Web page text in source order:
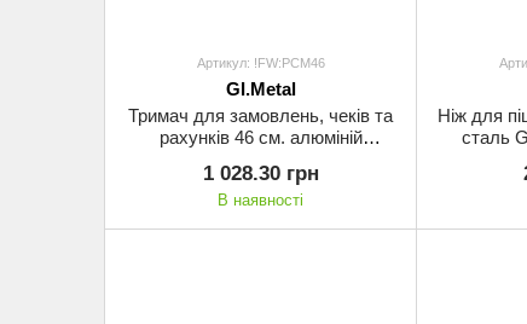
Артикул: !FW:PCM46
GI.Metal
Тримач для замовлень, чеків та
рахунків 46 см. алюміній
1 028.30 грн
В наявності
Ніж для
сталь